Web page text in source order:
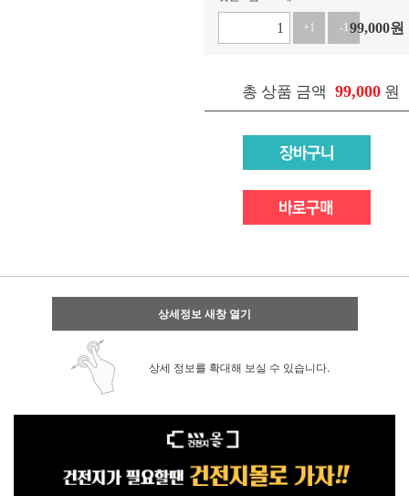
+1 -199,000원
총 상품 금액 99,000 원
상세정보 새창 열기
상세 정보를 확대해 보실 수 있습니다.